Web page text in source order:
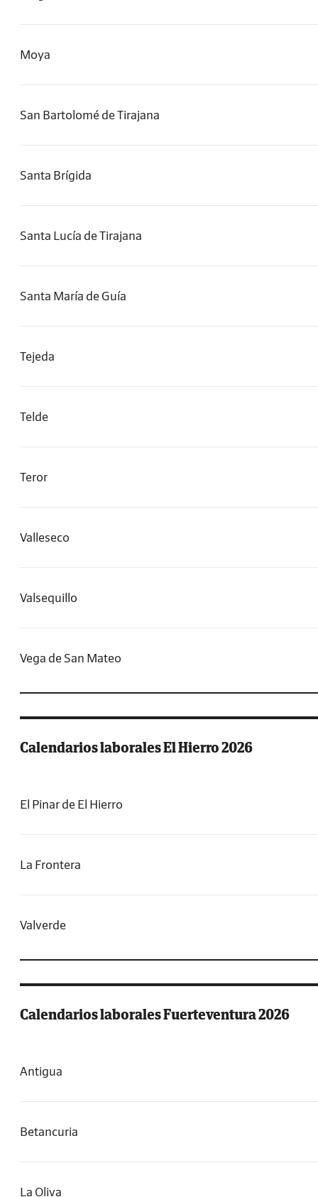
Moya
San Bartolomé de Tirajana
Santa Brígida
Santa Lucía de Tirajana
Santa María de Guía
Tejeda
Telde
Teror
Valleseco
Valsequillo
Vega de San Mateo
Calendarios laborales El Hierro 2026
El Pinar de El Hierro
La Frontera
Valverde
Calendarios laborales Fuerteventura 2026
Antigua
Betancuria
La Oliva